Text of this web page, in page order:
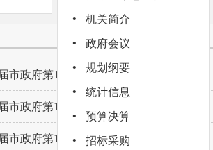
· 机关简介
· 政府会议
· 规划纲要
· 统计信息
· 预算决算
· 招标采购
武和谦主持召开五届市政府第113次常务会议
武和谦主持召开五届市政府第111次常务会议